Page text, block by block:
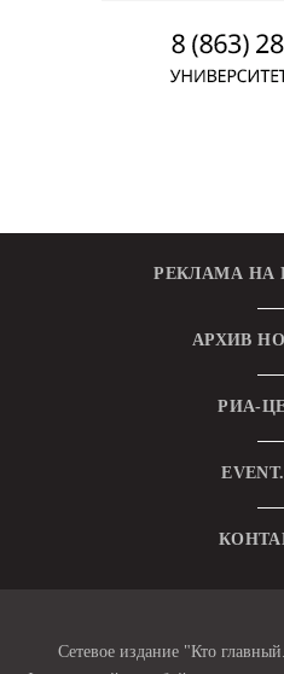
РЕКЛАМА НА
АРХИВ
РИА-
Сетевое издание "Кто